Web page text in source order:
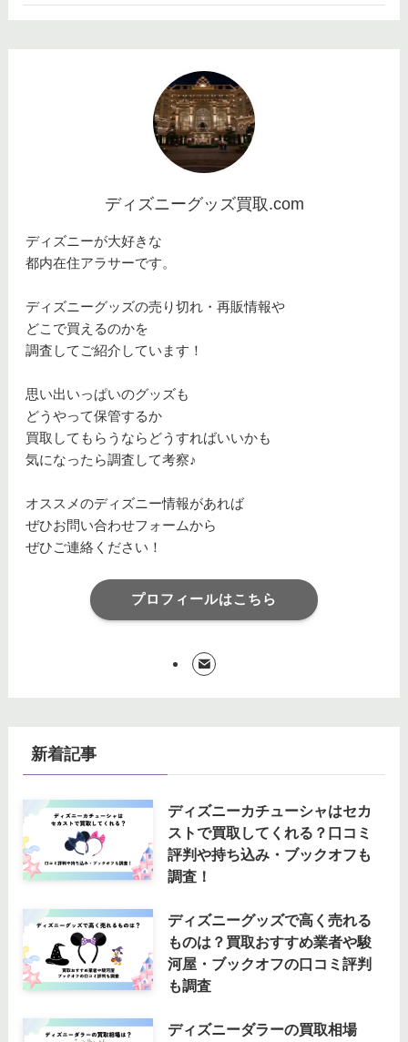
ディズニーグッズ買取.com
ディズニーが大好きな
都内在住アラサーです。
ディズニーグッズの売り切れ・再販情報や
どこで買えるのかを
調査してご紹介しています！
思い出いっぱいのグッズも
どうやって保管するか
買取してもらうならどうすればいいかも
気になったら調査して考察♪
オススメのディズニー情報があれば
ぜひお問い合わせフォームから
ぜひご連絡ください！
プロフィールはこちら
新着記事
ディズニーカチューシャはセカ
ストで買取してくれる？口コミ
評判や持ち込み・ブックオフも
調査！
ディズニーグッズで高く売れる
ものは？買取おすすめ業者や駿
河屋・ブックオフの口コミ評判
も調査
ディズニーダラーの買取相場